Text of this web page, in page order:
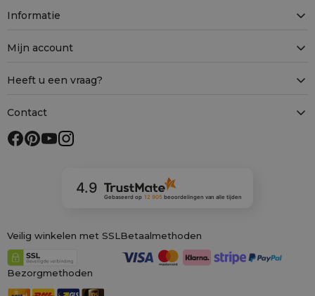
Informatie
Mijn account
Heeft u een vraag?
Contact
4.9
Gebaseerd op 12 905 beoordelingenvan alle tijden
Veilig winkelen met SSLBetaalmethoden
Bezorgmethoden